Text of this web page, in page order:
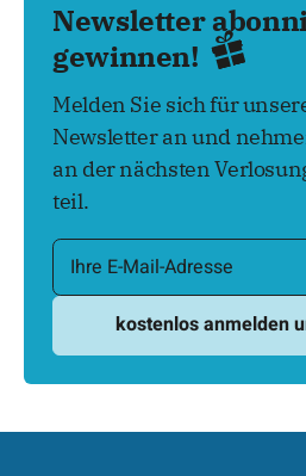
Newsletter
gewinnen!
Melden Sie sich für
Newsletter an und
an der nächsten
teil.